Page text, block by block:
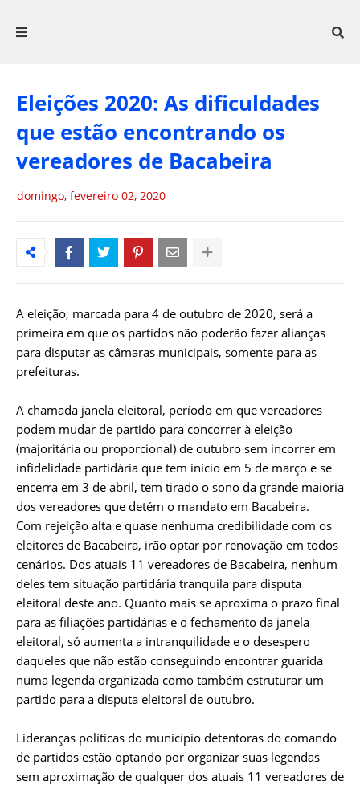
Eleições 2020: As dificuldades
que estão encontrando os
vereadores de Bacabeira
domingo, fevereiro 02, 2020
A eleição, marcada para 4 de outubro de 2020, será a
primeira em que os partidos não poderão fazer alianças
para disputar as câmaras municipais, somente para as
prefeituras.
A chamada janela eleitoral, período em que vereadores
podem mudar de partido para concorrer à eleição
(majoritária ou proporcional) de outubro sem incorrer em
infidelidade partidária que tem início em 5 de março e se
encerra em 3 de abril, tem tirado o sono da grande maioria
dos vereadores que detém o mandato em Bacabeira.
Com rejeição alta e quase nenhuma credibilidade com os
eleitores de Bacabeira, irão optar por renovação em todos
cenários. Dos atuais 11 vereadores de Bacabeira, nenhum
deles tem situação partidária tranquila para disputa
eleitoral deste ano. Quanto mais se aproxima o prazo final
para as filiações partidárias e o fechamento da janela
eleitoral, só aumenta a intranquilidade e o desespero
daqueles que não estão conseguindo encontrar guarida
numa legenda organizada como também estruturar um
partido para a disputa eleitoral de outubro.
Lideranças políticas do município detentoras do comando
de partidos estão optando por organizar suas legendas
sem aproximação de qualquer dos atuais 11 vereadores de